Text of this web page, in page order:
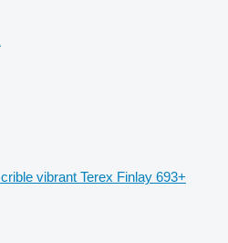
crible vibrant Terex Finlay 693+